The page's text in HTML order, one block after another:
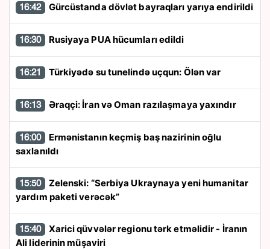
16:42 Gürcüstanda dövlət bayraqları yarıya endirildi
16:30 Rusiyaya PUA hücumları edildi
16:21 Türkiyədə su tunelində uçqun: Ölən var
16:13 Əraqçi: İran və Oman razılaşmaya yaxındır
16:00
saxlanıldı
15:50
yardım paketi verəcək”
15:40
Ali liderinin müşaviri